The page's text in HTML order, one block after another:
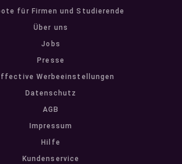
für Firmen und Studierende
Über uns
Jobs
Presse
Werbeeinstellungen
Datenschutz
AGB
Impressum
Hilfe
Kundenservice